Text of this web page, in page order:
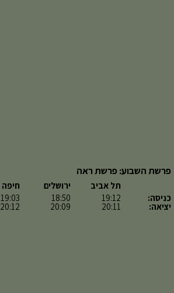
פרשת השבוע: פרשת ראה
כניסה:
יציאה:
תל אביב
19:12
20:11
ירושלים
18:50
20:09
חיפה
19:03
20:12